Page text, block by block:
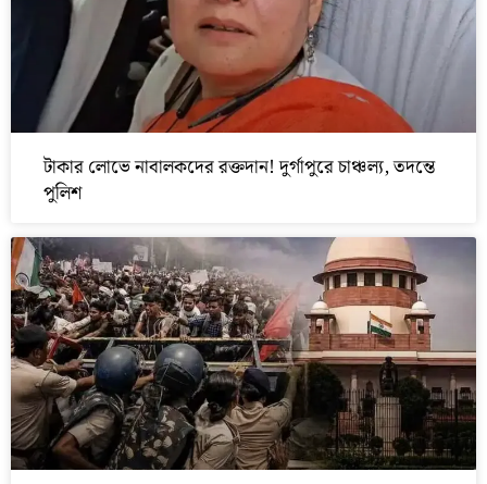
টাকার লোভে নাবালকদের রক্তদান! দুর্গাপুরে চাঞ্চল্য, তদন্তে
পুলিশ